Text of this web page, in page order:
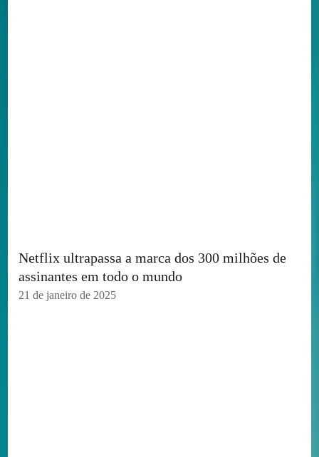
Netflix ultrapassa a marca dos 300 milhões de
assinantes em todo o mundo
21 de janeiro de 2025